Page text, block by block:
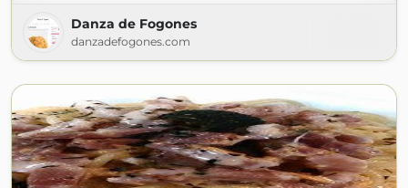
Danza de Fogones
danzadefogones.com